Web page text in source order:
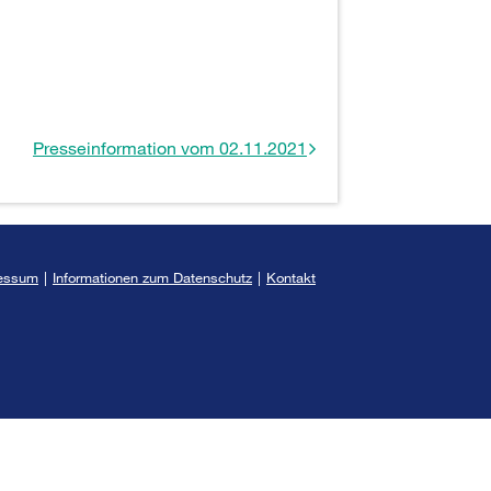
Presseinformation vom 02.11.2021
| Informationen zum Datenschutz | Kontakt